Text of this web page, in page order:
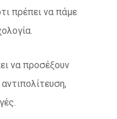
πρέπει να πάμε
να προσέξουν